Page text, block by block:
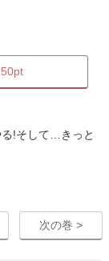
る!そして…きっと
次の巻 >